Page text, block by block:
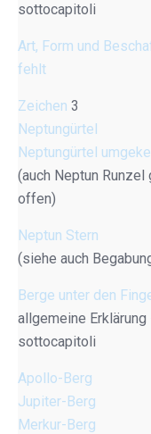
sottocapitoli
Art, Form und
fehlt
Zeichen 3
Neptungürtel
Neptungürtel
(auch Neptun Runzel
offen)
Neptun Stern
(siehe auch
Berge unter den
allgemeine
sottocapitoli
Apollo-Berg
Jupiter-Berg
Merkur-Berg